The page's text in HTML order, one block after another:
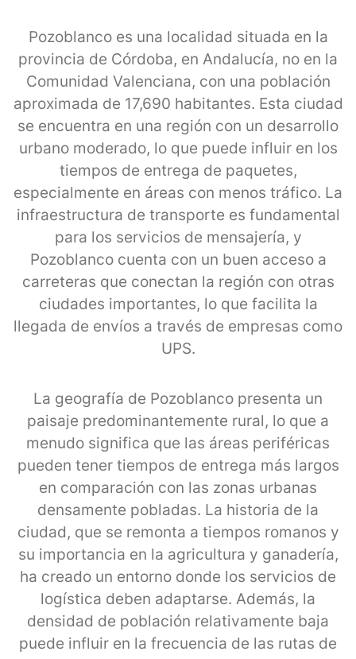
Pozoblanco es una localidad situada en la
provincia de Córdoba, en Andalucía, no en la
Comunidad Valenciana, con una población
aproximada de 17,690 habitantes. Esta ciudad
se encuentra en una región con un desarrollo
urbano moderado, lo que puede influir en los
tiempos de entrega de paquetes,
especialmente en áreas con menos tráfico. La
infraestructura de transporte es fundamental
para los servicios de mensajería, y
Pozoblanco cuenta con un buen acceso a
carreteras que conectan la región con otras
ciudades importantes, lo que facilita la
llegada de envíos a través de empresas como
UPS.
La geografía de Pozoblanco presenta un
paisaje predominantemente rural, lo que a
menudo significa que las áreas periféricas
pueden tener tiempos de entrega más largos
en comparación con las zonas urbanas
densamente pobladas. La historia de la
ciudad, que se remonta a tiempos romanos y
su importancia en la agricultura y ganadería,
ha creado un entorno donde los servicios de
logística deben adaptarse. Además, la
densidad de población relativamente baja
puede influir en la frecuencia de las rutas de